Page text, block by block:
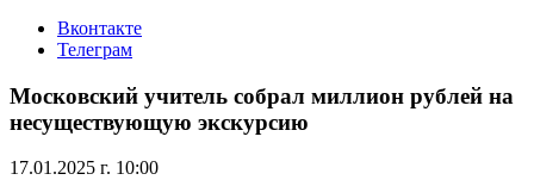
Вконтакте
Телеграм
Московский учитель собрал миллион рублей на
несуществующую экскурсию
17.01.2025 г. 10:00